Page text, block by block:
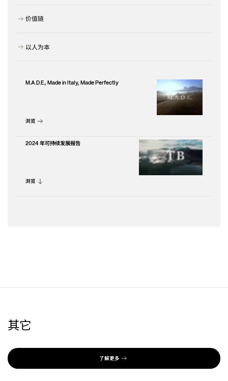
价值链
以人为本
M.A.D.E., Made in Italy, Made Perfectly
浏览
2024年可持续发展报告
浏览
其它
了解更多